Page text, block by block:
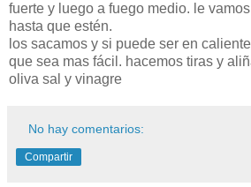
fuerte y luego a fuego medio. le
hasta que estén.
los sacamos y si puede ser en
que sea mas fácil . hacemos tiras y
oliva sal y vinagre
No hay comentarios:
Compartir